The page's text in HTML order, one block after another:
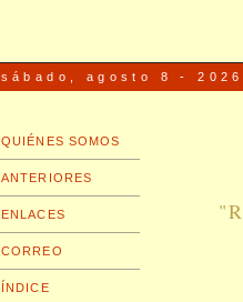
sábado, agosto 8 - 2026
QUIÉNES SOMOS
ANTERIORES
ENLACES
CORREO
ÍNDICE